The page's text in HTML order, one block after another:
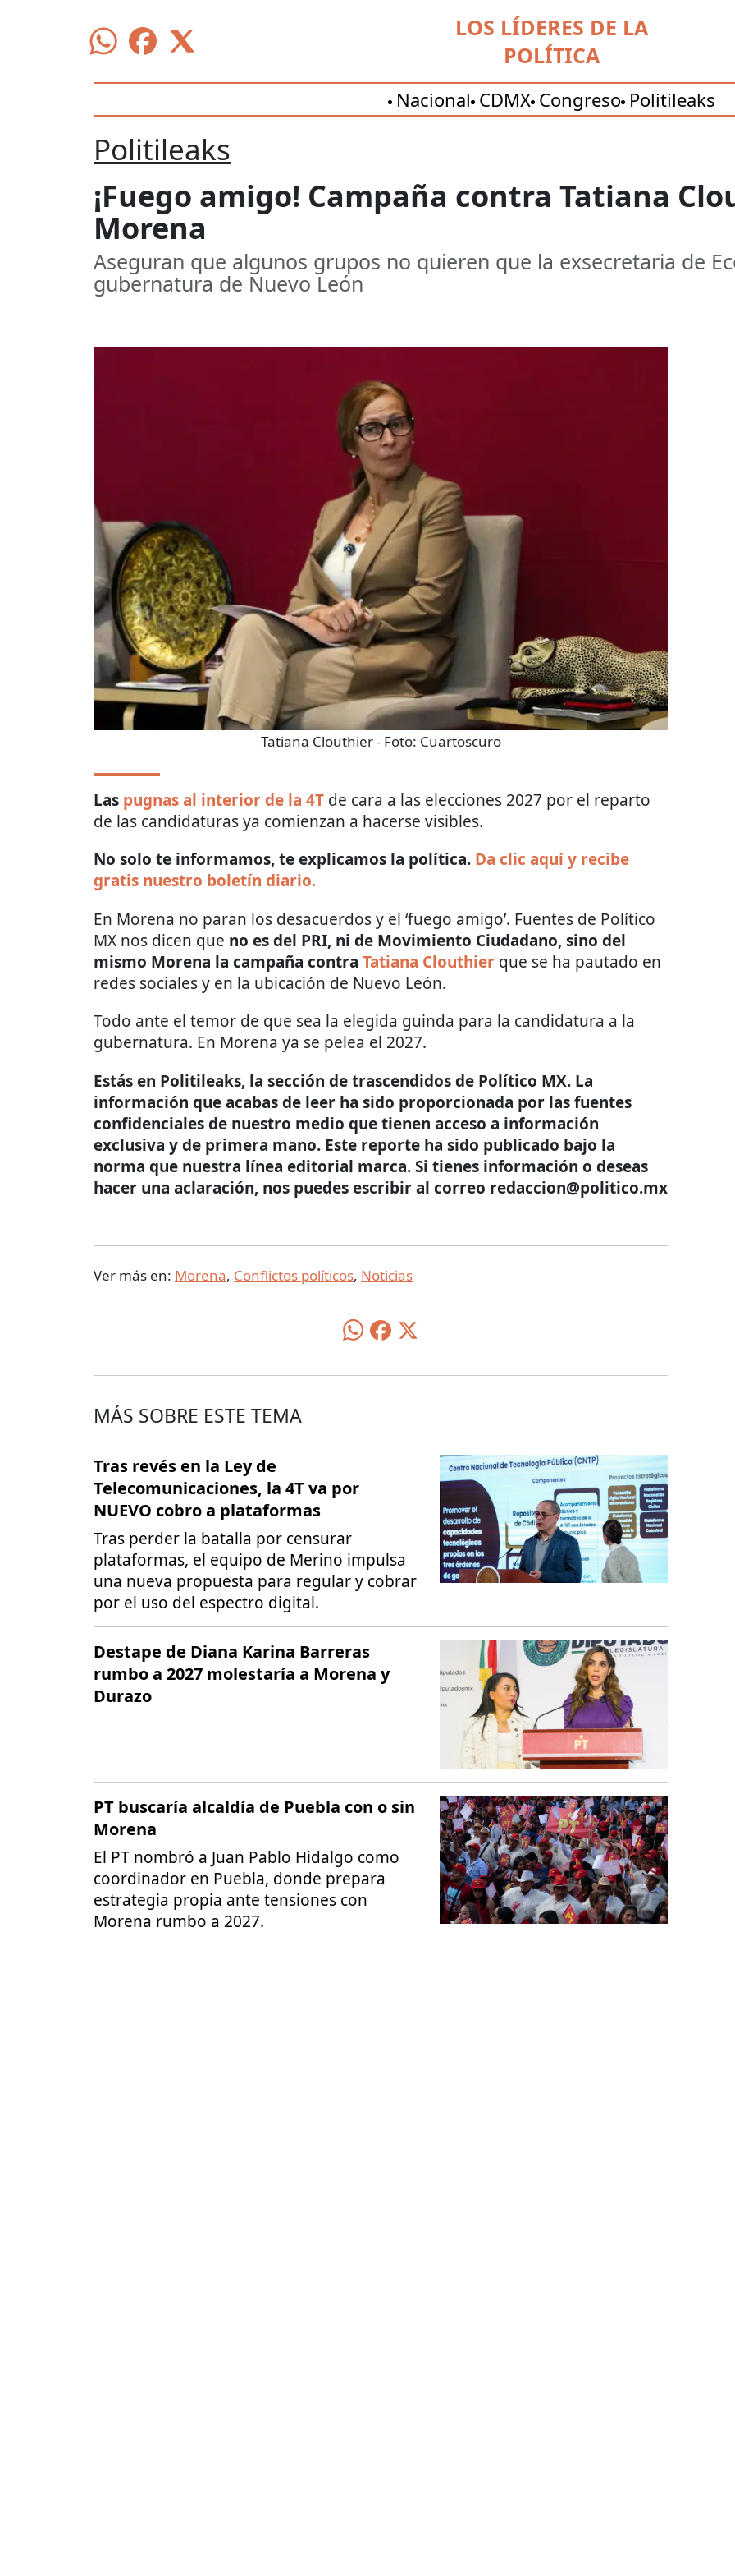
LOS LÍDERES DE LA
POLÍTICA
Nacional CDMX Congreso Politileaks
Politileaks
¡Fuego amigo! Campaña contra Tatiana
Morena
Aseguran que algunos grupos no quieren que la exsecretaria de
gubernatura de Nuevo León
Tatiana Clouthier- Foto: Cuartoscuro
Las pugnas al interior de la 4T de cara a las elecciones 2027 por el reparto
de las candidaturas ya comienzan a hacerse visibles.
No solo te informamos, te explicamos la política. Da clic aquí y recibe
gratis nuestro boletín diario.
En Morena no paran los desacuerdos y el ‘fuego amigo’. Fuentes de Político
MX nos dicen que no es del PRI, ni de Movimiento Ciudadano, sino del
mismo Morena la campaña contra Tatiana Clouthier que se ha pautado en
redes sociales y en la ubicación de Nuevo León.
Todo ante el temor de que sea la elegida guinda para la candidatura a la
gubernatura. En Morena ya se pelea el 2027.
Estás en Politileaks, la sección de trascendidos de Político MX. La
información que acabas de leer ha sido proporcionada por las fuentes
confidenciales de nuestro medio que tienen acceso a información
exclusiva y de primera mano. Este reporte ha sido publicado bajo la
norma que nuestra línea editorial marca. Si tienes información o deseas
hacer una aclaración, nos puedes escribir al correo redaccion@politico.mx
Ver más en: Morena, Conflictos políticos, Noticias
MÁS SOBRE ESTE TEMA
Tras revés en la Ley de
Telecomunicaciones, la 4T va por
NUEVO cobro a plataformas
Tras perder la batalla por censurar
plataformas, el equipo de Merino impulsa
una nueva propuesta para regular y cobrar
por el uso del espectro digital.
Destape de Diana Karina Barreras
rumbo a 2027 molestaría a Morena y
Durazo
PT buscaría alcaldía de Puebla con o sin
Morena
El PT nombró a Juan Pablo Hidalgo como
coordinador en Puebla, donde prepara
estrategia propia ante tensiones con
Morena rumbo a 2027.